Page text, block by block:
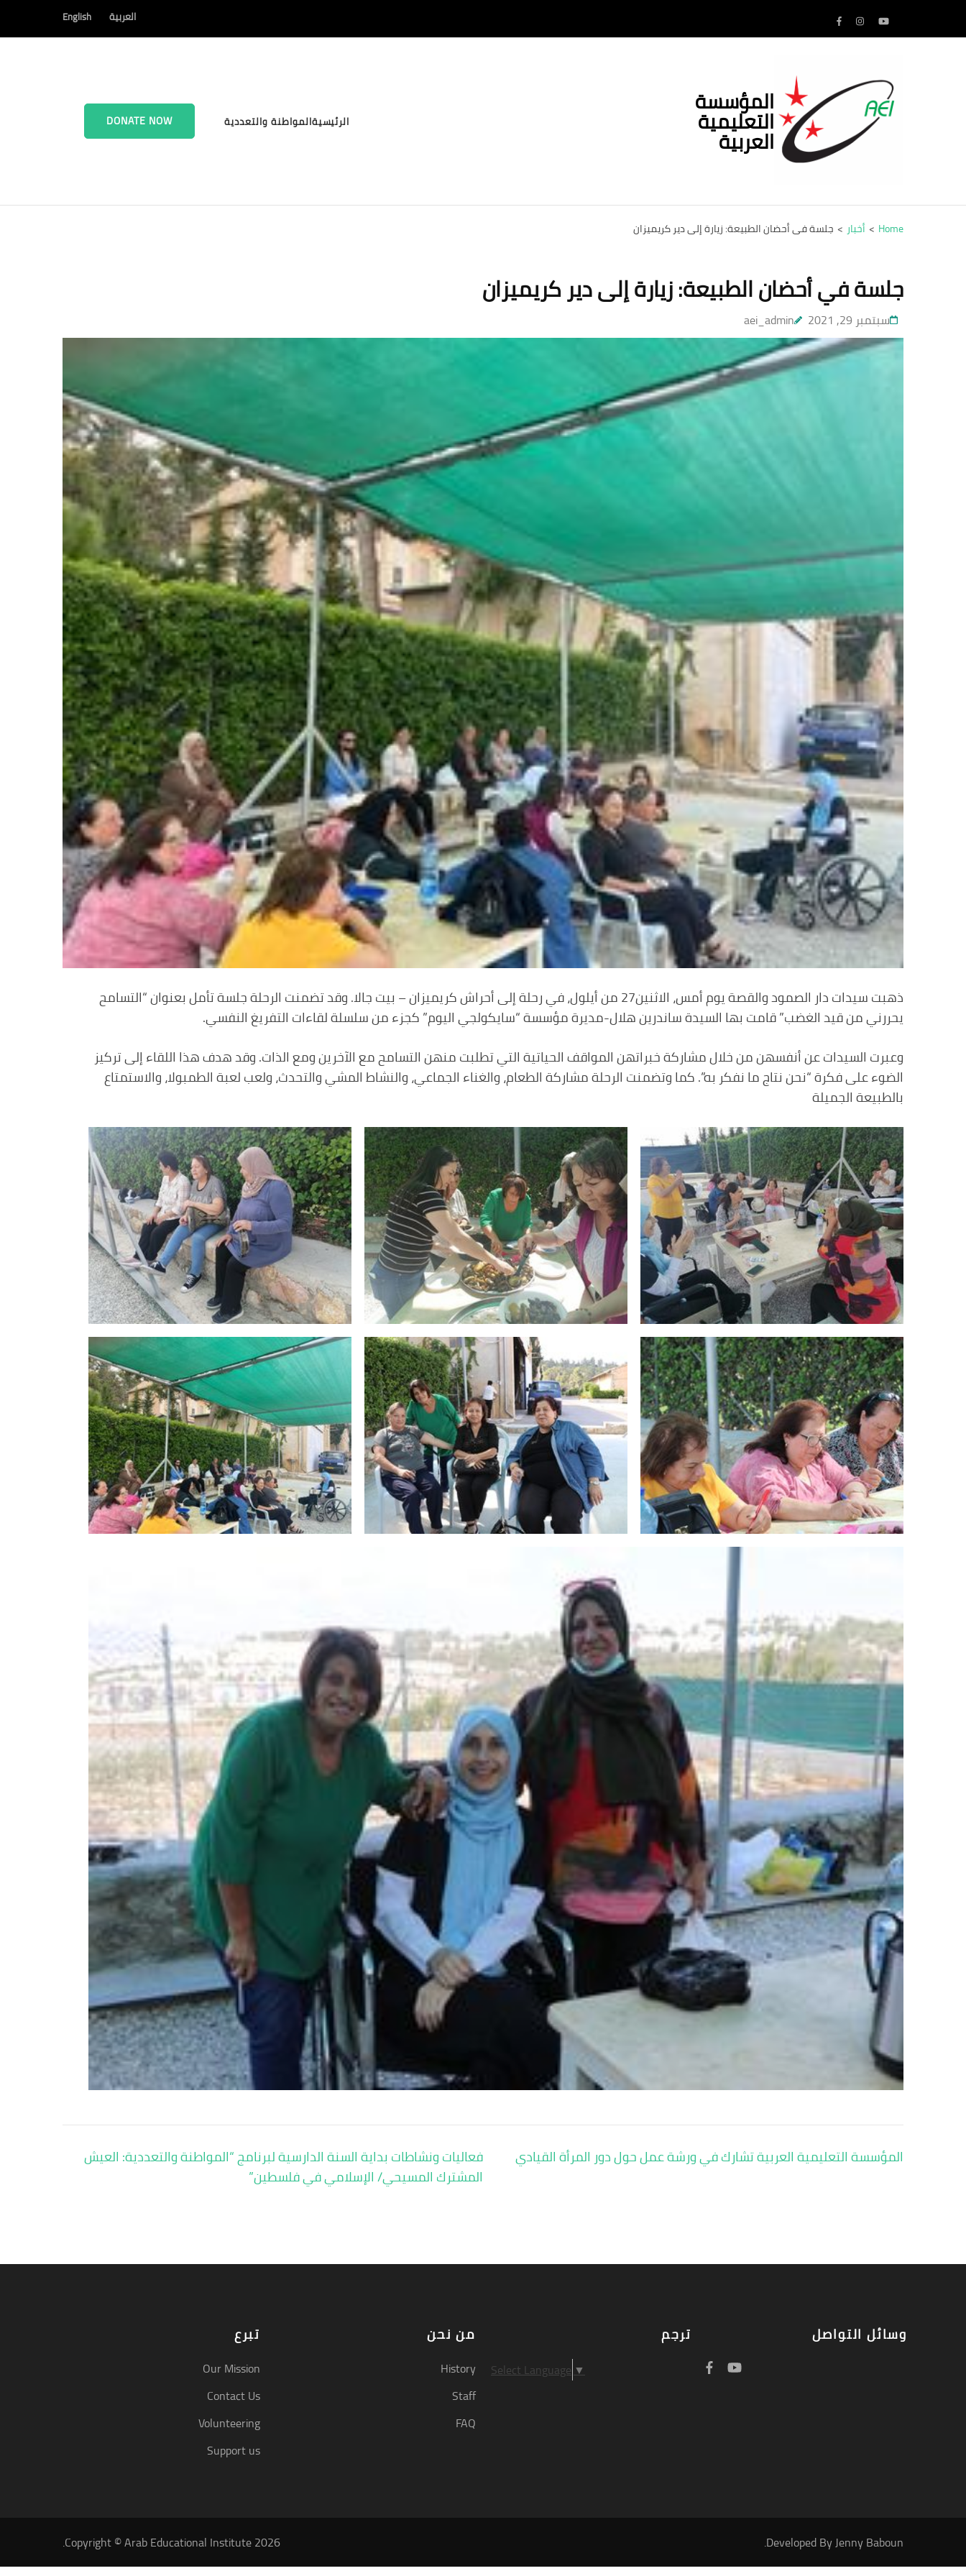
English العربية
المؤسسة
التعليمية
العربية
الرئيسيةالمواطنة والتعددية DONATE NOW
Home
>أخبار > جلسة في أحضان الطبيعة: زيارة إلى دير كريميزان
جلسة في أحضان الطبيعة: زيارة إلى دير كريميزان
سبتمبر 29, 2021 aei_admin
ذهبت سيدات دار الصمود والقصة يوم أمس، الاثنين27 من أيلول، في رحلة إلى أحراش كريميزان – بيت جالا. وقد تضمنت الرحلة جلسة تأمل بعنوان “التسامح
يحررني من قيد الغضب” قامت بها السيدة ساندرين هلال-مديرة مؤسسة “سايكولجي اليوم” كجزء من سلسلة لقاءات التفريغ النفسي.
وعبرت السيدات عن أنفسهن من خلال مشاركة خبراتهن المواقف الحياتية التي تطلبت منهن التسامح مع الآخرين ومع الذات. وقد هدف هذا اللقاء إلى تركيز
الضوء على فكرة “نحن نتاج ما نفكر به”. كما وتضمنت الرحلة مشاركة الطعام، والغناء الجماعي، والنشاط المشي والتحدث، ولعب لعبة الطمبولا، والاستمتاع
بالطبيعة الجميلة
تصفّح
المقالات
فعاليات ونشاطات بداية السنة الدارسية لبرنامج “المواطنة والتعددية: العيش
المشترك المسيحي/ الإسلامي في فلسطين”
المؤسسة التعليمية العربية تشارك في ورشة عمل حول دور المرأة القيادي
تبرع
Our Mission
Contact Us
Volunteering
Support us
من نحن
History
Staff
FAQ
ترجم
Select Language▼
وسائل التواصل
Copyright © Arab Educational Institute 2026. Developed ByJenny Baboun
.